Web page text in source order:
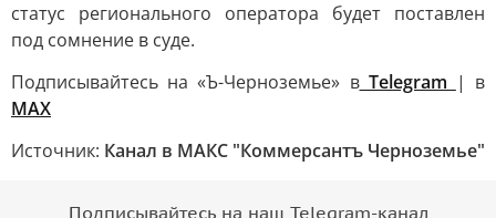
статус регионального оператора будет поставлен
под сомнение в суде.
Подписывайтесь на «Ъ-Черноземье» вTelegram | в
MAX
Источник: Канал в МАКС "Коммерсантъ Черноземье"
Подписывайтесь на наш Telegram-канал